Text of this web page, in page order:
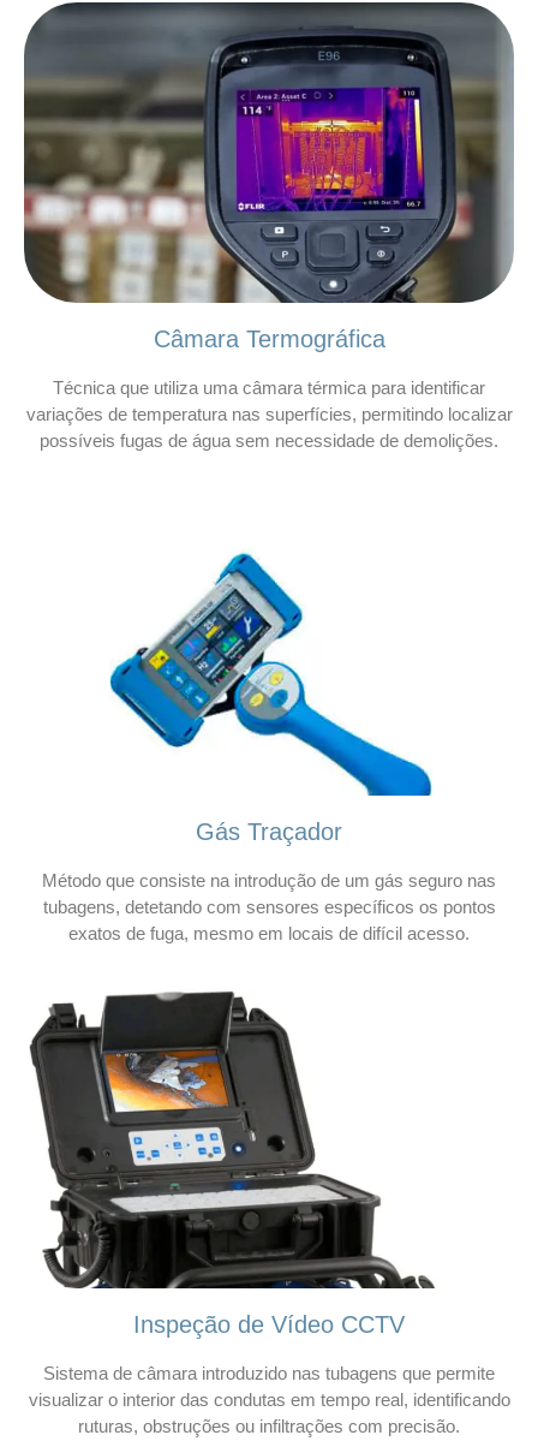
Câmara Termográfica
Técnica que utiliza uma câmara térmica para identificar
variações de temperatura nas superfícies, permitindo localizar
possíveis fugas de água sem necessidade de demolições.
Gás Traçador
Método que consiste na introdução de um gás seguro nas
tubagens, detetando com sensores específicos os pontos
exatos de fuga, mesmo em locais de difícil acesso.
Inspeção de Vídeo CCTV
Sistema de câmara introduzido nas tubagens que permite
visualizar o interior das condutas em tempo real, identificando
ruturas, obstruções ou infiltrações com precisão.